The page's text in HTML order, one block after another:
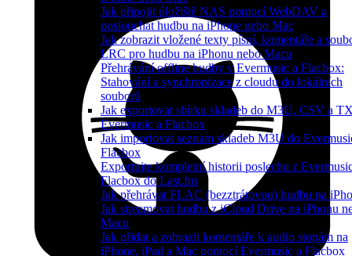
Jak připojit úložiště NAS pomocí WebDAV a
poslouchat hudbu na iPhone nebo Mac
Jak zobrazit vložené texty písní, komentáře a
LRC pro hudbu na iPhonu nebo Macu
Přehrávání offline hudby v Evermusic a Flacbox:
Stahování a synchronizace z cloudu do lokálních
souborů
Jak exportovat sbírku skladeb do M3U, CSV a
Evermusic a Flacbox
Jak importovat seznam skladeb M3U do
Flacbox
Exportujte kompletní historii poslechu z
Flacbox do Last.fm
Jak přehrávat FLAC (bezztrátovou) hudbu na
Jak streamovat hudbu z iCloud Drive na iPhonu
Macu
Jak přidat a zobrazit komentáře k audio stopám na
iPhone, iPad a Mac pomocí Evermusic a Flacbox